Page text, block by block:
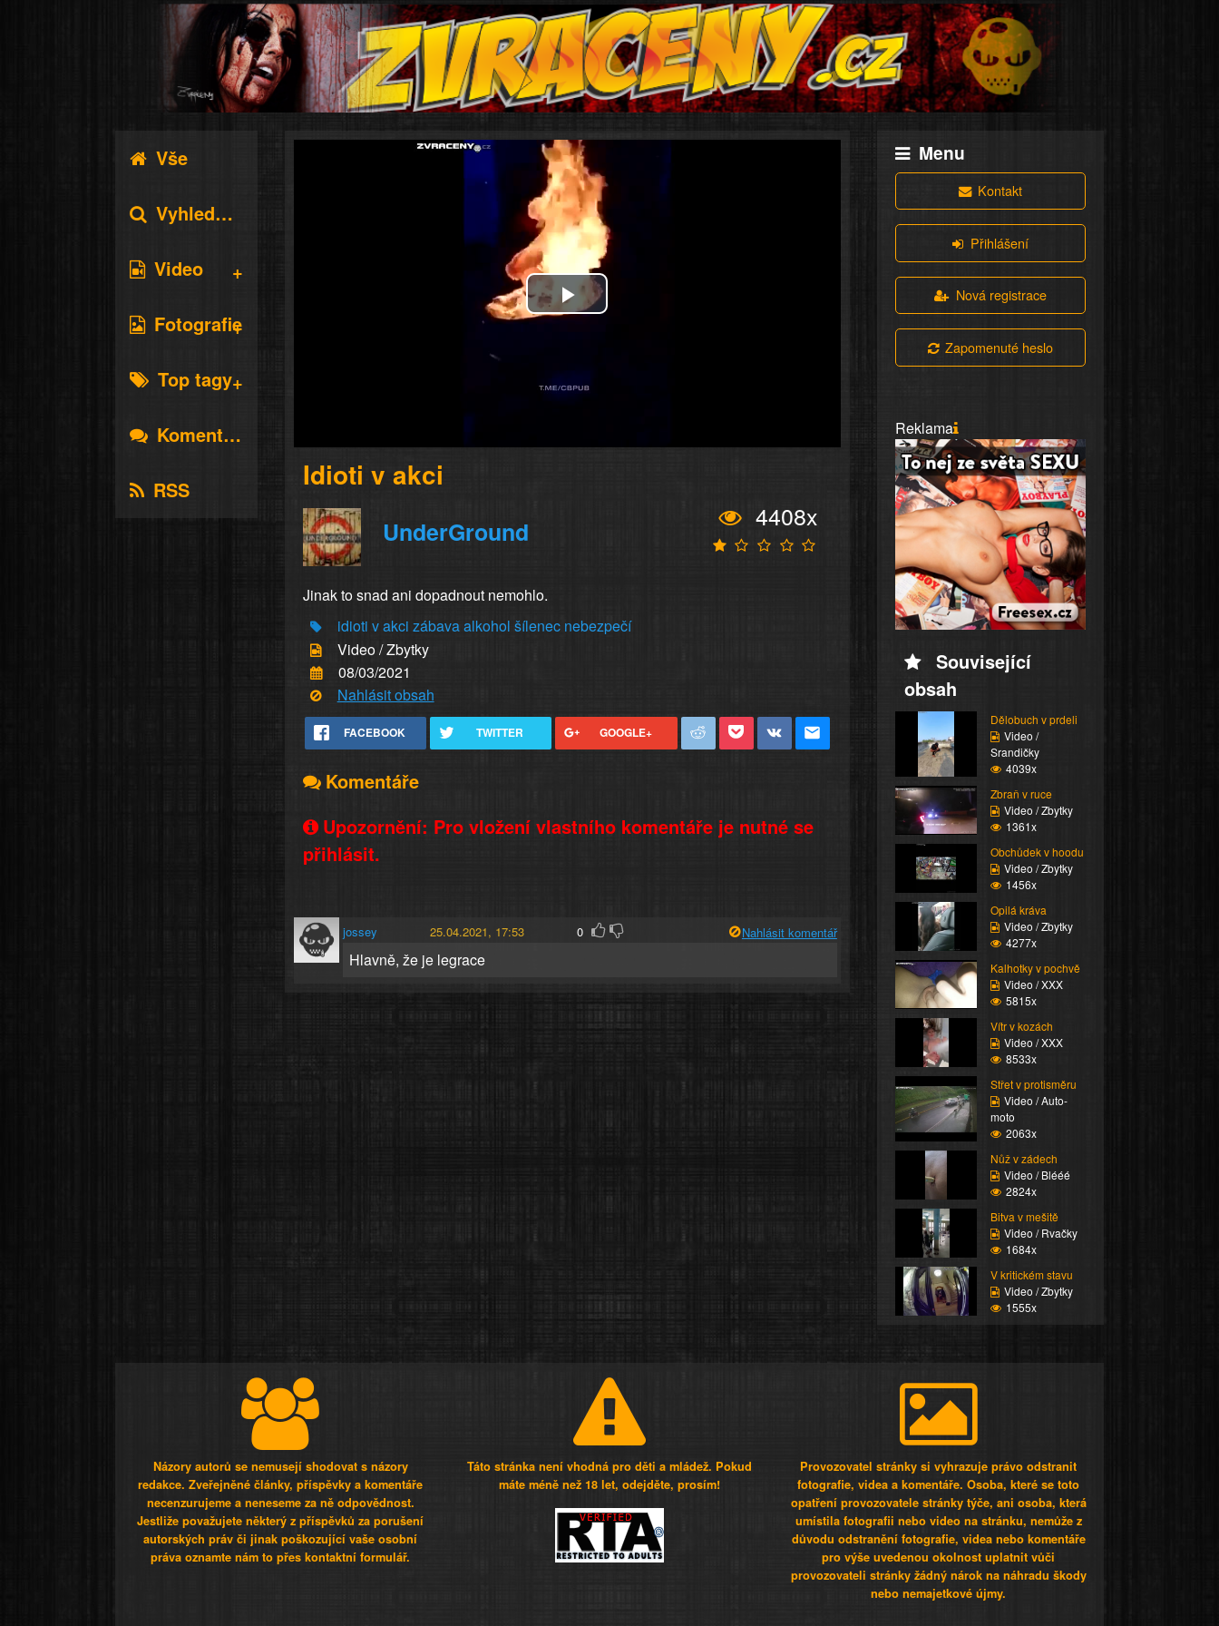
Vše
Vyhledávání
Video
Fotografie
Top tagy
Komentáře
RSS
Play
Idioti v akci
UnderGround
4408x
Jinak to snad ani dopadnout nemohlo.
idioti v akci zábavaalkohol šílenec nebezpečí
Video / Zbytky
08/03/2021
Nahlásit obsah
FACEBOOK TWITTER GOOGLE+
Komentáře
Upozornění: Pro vložení vlastního komentáře je nutné se
přihlásit.
jossey 25.04.2021, 17:53 0 Nahlásit komentář
Hlavně, že je legrace
Menu
Kontakt
Přihlášení
Nová registrace
Zapomenuté heslo
Reklama
Související
obsah
Dělobuch v prdeli
Video /
Srandičky
4039x
Zbraň v ruce
Video / Zbytky
1361x
Obchůdek v hoodu
Video / Zbytky
1456x
Opilá kráva
Video / Zbytky
4277x
Kalhotky v pochvě
Video / XXX
5815x
Vítr v kozách
Video / XXX
8533x
Střet v protisměru
Video / Auto-
moto
2063x
Nůž v zádech
Video / Blééé
2824x
Bitva v mešitě
Video / Rvačky
1684x
V kritickém stavu
Video / Zbytky
1555x
Názory autorů se nemusejí shodovat s názory
redakce. Zveřejněné články, příspěvky a komentáře
necenzurujeme a neneseme za ně odpovědnost.
Jestliže považujete některý z příspěvků za porušení
autorských práv či jinak poškozující vaše osobní
práva oznamte nám to přes kontaktní formulář.
Táto stránka není vhodná pro děti a mládež. Pokud
máte méně než 18 let, odejděte, prosím!
Provozovatel stránky si vyhrazuje právo odstranit
fotografie, videa a komentáře. Osoba, které se toto
opatření provozovatele stránky týče, ani osoba, která
umístila fotografii nebo video na stránku, nemůže z
důvodu odstranění fotografie, videa nebo komentáře
pro výše uvedenou okolnost uplatnit vůči
provozovateli stránky žádný nárok na náhradu škody
nebo nemajetkové újmy.